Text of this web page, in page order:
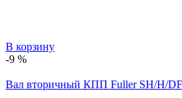
В корзину
-9 %
Вал вторичный КПП Fuller SH/H/